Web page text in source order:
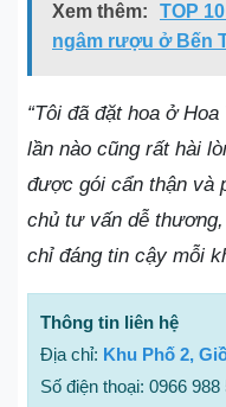
Xem thêm:
TOP
ngâm rượu ở Bến
“Tôi đã đặt hoa ở
lần nào cũng rất hài
được gói cẩn thận và
chủ tư vấn dễ
chỉ đáng tin cậy mỗi
Thông tin liên hệ
Địa chỉ: Khu Phố 2,
Số điện thoại: 0966 988